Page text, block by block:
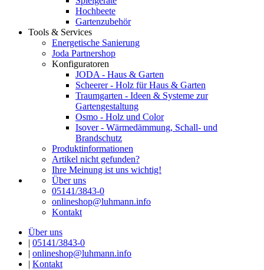
Hochbeete
Gartenzubehör
Tools & Services
Energetische Sanierung
Joda Partnershop
Konfiguratoren
JODA - Haus & Garten
Scheerer - Holz für Haus & Garten
Traumgarten - Ideen & Systeme zur
Gartengestaltung
Osmo - Holz und Color
Isover - Wärmedämmung, Schall- und
Brandschutz
Produktinformationen
Artikel nicht gefunden?
Ihre Meinung ist uns wichtig!
Über uns
05141/3843-0
onlineshop@luhmann.info
Kontakt
Über uns
| 05141/3843-0
| onlineshop@luhmann.info
| Kontakt